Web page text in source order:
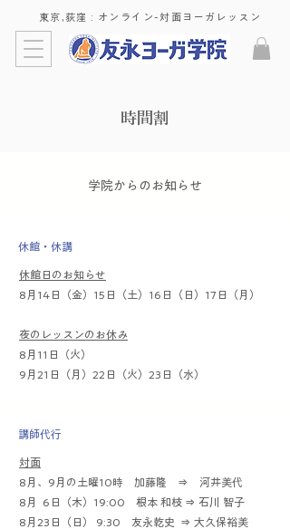
東京,荻窪 : ​オンライン-対面ヨーガレッスン
​時間割
​学院からのお知らせ
​休館・休講
休館日のお知らせ
8月14日（金）15日（土）16日（日）17日（月）
夜のレッスンのお休み
8月11日（火）
9月21日（月）22日（火）23日（水）
​講師代行
対面
8月、9月の土曜10時 加藤隆 ⇒ 河井美代
8月 6日（木）19:00 根本 和枝 ⇒ 石川 智子
8月23日（日） 9:30 友永乾史 ⇒ 大久保裕美